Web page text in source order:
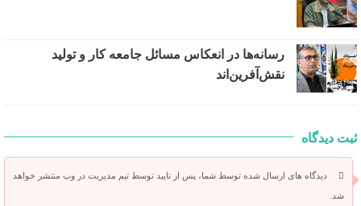
رسانه‌ها در انعکاس مسائل جامعه کار و تولید
نقش‌آفرین‌اند
ثبت دیدگاه
دیدگاه های ارسال شده توسط شما، پس از تایید توسط تیم مدیریت در وب منتشر خواهد
شد.